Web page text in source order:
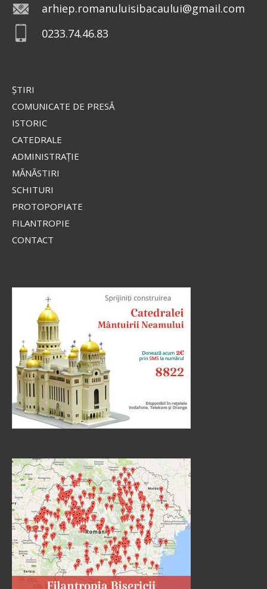
arhiep.romanuluisibacaului@gmail.com
0233.74.46.83
ŞTIRI
COMUNICATE DE PRESĂ
ISTORIC
CATEDRALE
ADMINISTRAŢIE
MĂNĂSTIRI
SCHITURI
PROTOPOPIATE
FILANTROPIE
CONTACT